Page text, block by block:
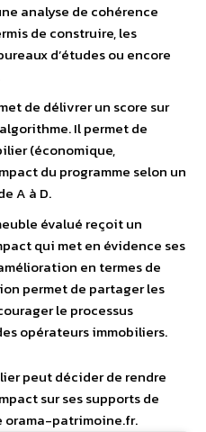
analyse de cohérence
de construire, les
d’études ou encore
de délivrer un score sur
Il permet de
(économique,
du programme selon un
A à D.
évalué reçoit un
qui met en évidence ses
en termes de
permet de partager les
le processus
opérateurs immobiliers.
peut décider de rendre
sur ses supports de
orama-patrimoine.fr.